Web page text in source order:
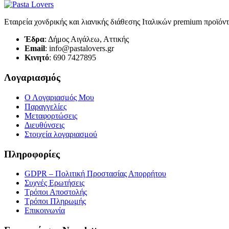
Εταιρεία χονδρικής και λιανικής διάθεσης Ιταλικών premium
Έδρα: Δήμος Αιγάλεω, Αττικής
Email: info@pastalovers.gr
Κινητό: 690 7427895
Λογαριασμός
Ο Λογαριασμός Μου
Παραγγελίες
Μεταφορτώσεις
Διευθύνσεις
Στοιχεία λογαριασμού
Πληροφορίες
GDPR – Πολιτική Προστασίας Απορρήτου
Συχνές Eρωτήσεις
Τρόποι Αποστολής
Τρόποι Πληρωμής
Επικοινωνία